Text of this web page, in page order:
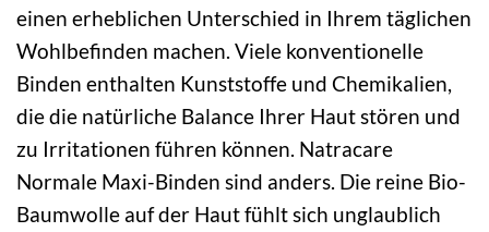
einen erheblichen Unterschied in Ihrem täglichen
Wohlbefinden machen. Viele konventionelle
Binden enthalten Kunststoffe und Chemikalien,
die die natürliche Balance Ihrer Haut stören und
zu Irritationen führen können. Natracare
Normale Maxi-Binden sind anders. Die reine Bio-
Baumwolle auf der Haut fühlt sich unglaublich